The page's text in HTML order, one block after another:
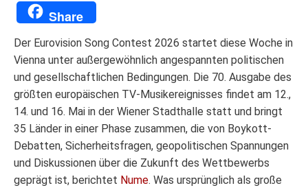
Translate
Share
Der Eurovision Song Contest 2026 startet diese Woche in
Vienna unter außergewöhnlich angespannten politischen
und gesellschaftlichen Bedingungen. Die 70. Ausgabe des
größten europäischen TV-Musikereignisses findet am 12.,
14. und 16. Mai in der Wiener Stadthalle statt und bringt
35 Länder in einer Phase zusammen, die von Boykott-
Debatten, Sicherheitsfragen, geopolitischen Spannungen
und Diskussionen über die Zukunft des Wettbewerbs
geprägt ist, berichtet Nume. Was ursprünglich als große